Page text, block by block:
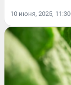
10 июня, 2025, 11:30